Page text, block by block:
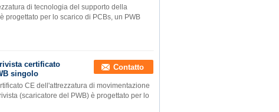
di tecnologia del supporto della
progettato per lo scarico di PCBs, un PWB
certificato
singolo
Contatto
CE dell'attrezzatura di movimentazione
(scaricatore del PWB) è progettato per lo